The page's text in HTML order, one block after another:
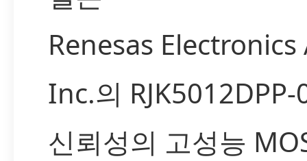
Renesas
Inc.의
신뢰성의 고성능